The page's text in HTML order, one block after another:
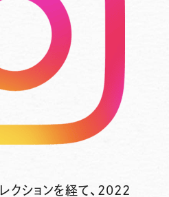
クションを経て、2022